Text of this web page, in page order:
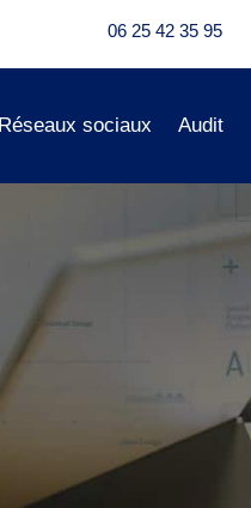
06 25 42 35 95
Réseaux sociaux Audit